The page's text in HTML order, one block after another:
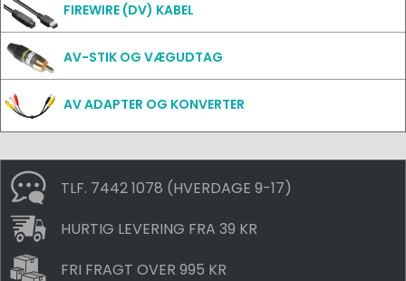
FIREWIRE (DV) KABEL
AV-STIK OG VÆGUDTAG
AV ADAPTER OG KONVERTER
TLF. 7442 1078 (HVERDAGE 9-17)
HURTIG LEVERING FRA 39 KR
FRI FRAGT OVER 995 KR